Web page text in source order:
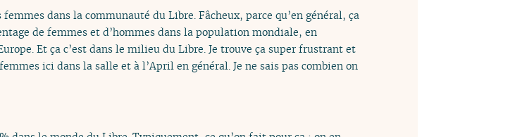
dans la communauté du Libre. Fâcheux, parce qu’en général, ça
de femmes et d’hommes dans la population mondiale, en
Et ça c’est dans le milieu du Libre. Je trouve ça super frustrant et
ici dans la salle et à l’April en général. Je ne sais pas combien on